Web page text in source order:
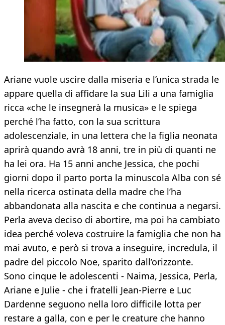
Ariane vuole uscire dalla miseria e l’unica strada le
appare quella di affidare la sua Lili a una famiglia
ricca «che le insegnerà la musica» e le spiega
perché l’ha fatto, con la sua scrittura
adolescenziale, in una lettera che la figlia neonata
aprirà quando avrà 18 anni, tre in più di quanti ne
ha lei ora. Ha 15 anni anche Jessica, che pochi
giorni dopo il parto porta la minuscola Alba con sé
nella ricerca ostinata della madre che l’ha
abbandonata alla nascita e che continua a negarsi.
Perla aveva deciso di abortire, ma poi ha cambiato
idea perché voleva costruire la famiglia che non ha
mai avuto, e però si trova a inseguire, incredula, il
padre del piccolo Noe, sparito dall’orizzonte.
Sono cinque le adolescenti - Naima, Jessica, Perla,
Ariane e Julie - che i fratelli Jean-Pierre e Luc
Dardenne seguono nella loro difficile lotta per
restare a galla, con e per le creature che hanno